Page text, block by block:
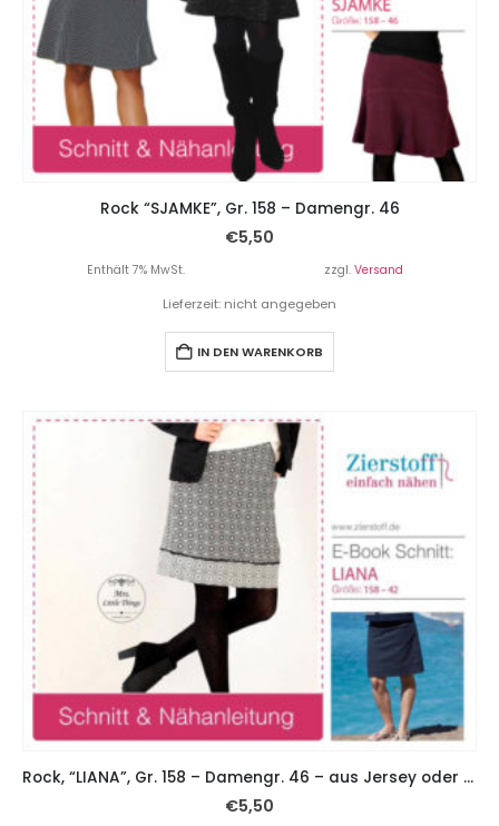
Rock “SJAMKE”, Gr. 158 – Damengr. 46
€5,50
Enthält 7% MwSt. zzgl. Versand
Lieferzeit: nicht angegeben
IN DEN WARENKORB
Rock, “LIANA”, Gr. 158 – Damengr. 46 – aus Jersey oder stabilen Stoffen
€5,50